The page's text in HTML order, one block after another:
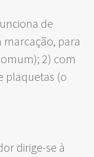
de
para
2) com
plaquetas (o
dirige-se à